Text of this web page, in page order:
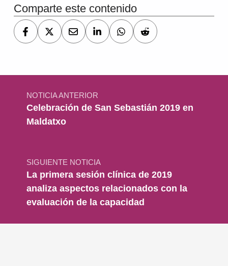
Comparte este contenido
Navegación de entradas
NOTICIA ANTERIOR
Celebración de San Sebastián 2019 en
Maldatxo
SIGUIENTE NOTICIA
La primera sesión clínica de 2019
analiza aspectos relacionados con la
evaluación de la capacidad